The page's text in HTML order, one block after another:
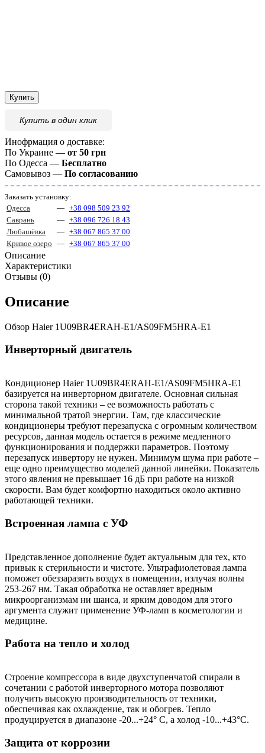
Купить
Купить в один клик
Инофрмация о доставке:
По Украине — от 50 грн
По Одесса — Бесплатно
Самовывоз — По согласованию
Заказать установку:
Одесса
— +38 098 509 23 92
Саврань
— +38 096 726 18 43
Любашёвка
— +38 067 865 37 00
Кривое озеро — +38 067 865 37 00
Описание
Характеристики
Отзывы (0)
Описание
Обзор Haier 1U09BR4ERAH-E1/AS09FM5HRA-E1
Инверторный двигатель
Кондиционер Haier 1U09BR4ERAH-E1/AS09FM5HRA-E1
базируется на инверторном двигателе. Основная сильная
сторона такой техники – ее возможность работать с
минимальной тратой энергии. Там, где классические
кондиционеры требуют перезапуска с огромным количеством
ресурсов, данная модель остается в режиме медленного
функционирования и поддержки параметров. Поэтому
перезапуск инвертору не нужен. Минимум шума при работе –
еще одно преимущество моделей данной линейки. Показатель
этого явления не превышает 16 дБ при работе на низкой
скорости. Вам будет комфортно находиться около активно
работающей техники.
Встроенная лампа с УФ
Представленное дополнение будет актуальным для тех, кто
привык к стерильности и чистоте. Ультрафиолетовая лампа
поможет обеззаразить воздух в помещении, излучая волны
253-267 нм. Такая обработка не оставляет вредным
микроорганизмам ни шанса, и ярким доводом для этого
аргумента служит применение УФ-ламп в косметологии и
медицине.
Работа на тепло и холод
Строение компрессора в виде двухступенчатой спирали в
сочетании с работой инверторного мотора позволяют
получить высокую производительность от техники,
обеспечивая как охлаждение, так и обогрев. Тепло
продуцируется в диапазоне -20...+24° C, а холод -10...+43°C.
Защита от коррозии